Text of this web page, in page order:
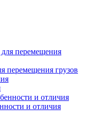
перемещения грузов
и отличия